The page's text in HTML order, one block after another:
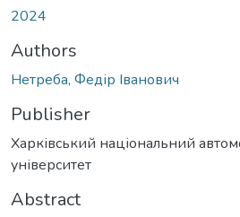
2024
Authors
Нетреба, Федір Іванович
Publisher
Харківський національний
університет
Abstract